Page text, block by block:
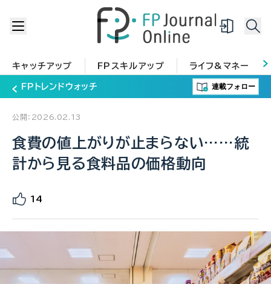
キャッチアップ FPスキルアップ ライフ&マネー
FPトレンドウォッチ 連載フォロー
公開：2026.02.13
食費の値上がりが止まらない……統
計から見る食料品の価格動向
14